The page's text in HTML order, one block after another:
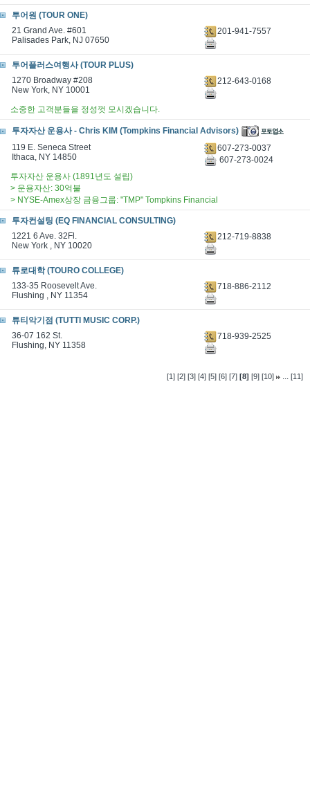
투어원 (TOUR ONE)
21 Grand Ave. #601
Palisades Park, NJ 07650
201-941-7557
투어플러스여행사 (TOUR PLUS)
1270 Broadway #208
New York, NY 10001
212-643-0168
소중한 고객분들을 정성껏 모시겠습니다.
투자자산 운용사 - Chris KIM (Tompkins Financial Advisors)
119 E. Seneca Street
Ithaca, NY 14850
607-273-0037
607-273-0024
투자자산 운용사 (1891년도 설립)
> 운용자산: 30억불
> NYSE-Amex상장 금융그룹: "TMP" Tompkins Financial
투자컨설팅 (EQ FINANCIAL CONSULTING)
1221 6 Ave. 32Fl.
New York , NY 10020
212-719-8838
튜로대학 (TOURO COLLEGE)
133-35 Roosevelt Ave.
Flushing , NY 11354
718-886-2112
튜티악기점 (TUTTI MUSIC CORP.)
36-07 162 St.
Flushing, NY 11358
718-939-2525
[1] [2] [3] [4] [5] [6] [7] [8] [9] [10] ... [11]